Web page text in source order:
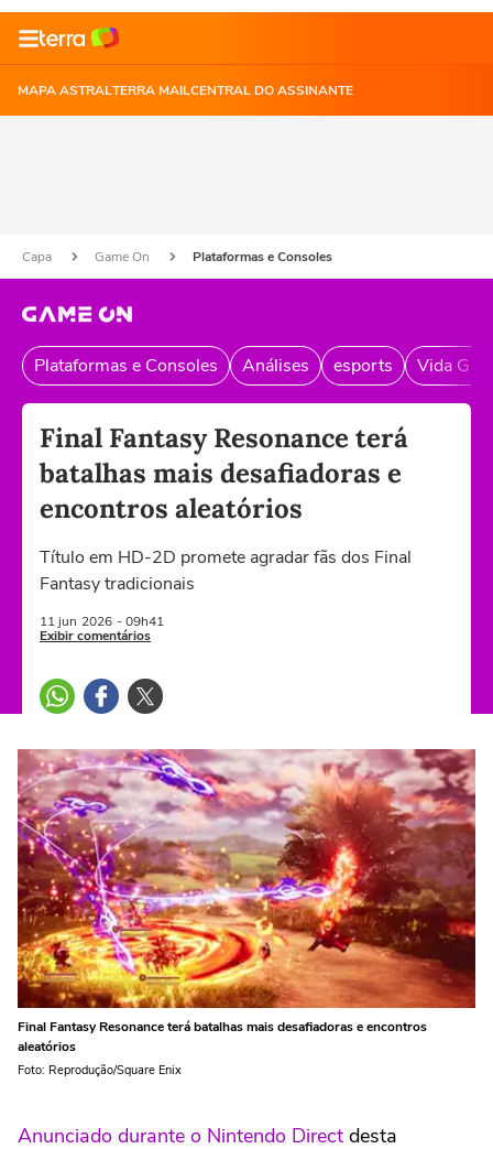
MAPA ASTRALTERRA MAILCENTRAL DO ASSINANTE
Capa Game On Plataformas e Consoles
Plataformas e Consoles Análises esports Vida
Final Fantasy Resonance terá
batalhas mais desafiadoras e
encontros aleatórios
Título em HD-2D promete agradar fãs dos Final
Fantasy tradicionais
11 jun 2026 - 09h41
Exibir comentários
Final Fantasy Resonance terá batalhas mais desafiadoras e encontros
aleatórios
Foto: Reprodução/Square Enix
Anunciado durante o Nintendo Direct desta